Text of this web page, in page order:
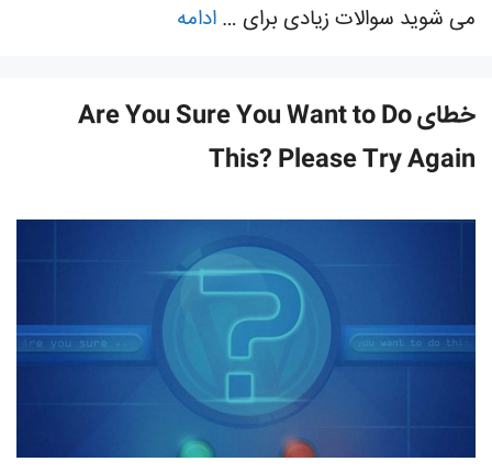
می شوید سوالات زیادی برای … ادامه
خطای Are You Sure You Want to Do
This? Please Try Again